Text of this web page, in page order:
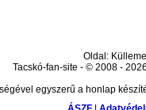
Oldal:
Tacskó-fan-site - © 2008 -
egyszerű a honlap